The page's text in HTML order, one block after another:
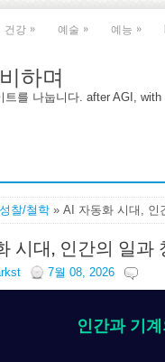
건강 » 예술 » 예능 »
하며
를 나눕니다. after AGI, with
찰/철학 » AI 자동화 시대, 인
시대, 인간의 일
7월 08, 2026
인간과 기계